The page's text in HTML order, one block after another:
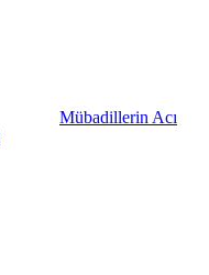
Mübadillerin Acı